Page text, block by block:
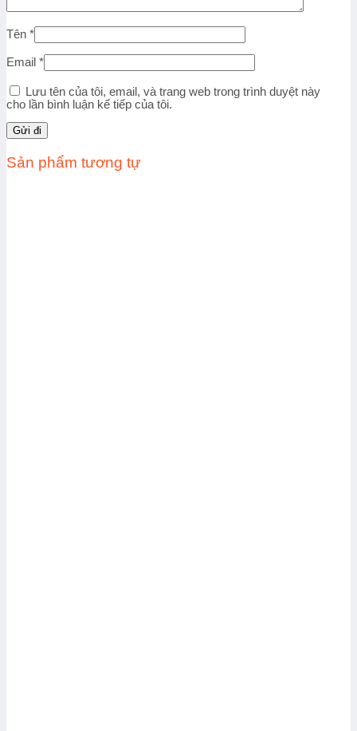
Tên *
Email *
Lưu tên của tôi, email, và trang web trong trình duyệt này
cho lần bình luận kế tiếp của tôi.
Sản phẩm tương tự